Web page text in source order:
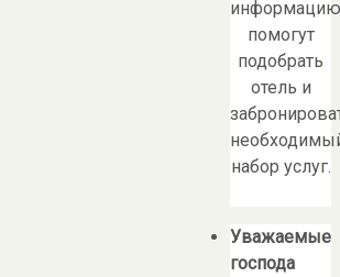
помогут
подобрать
отель и
набор услуг.
Уважаемые
господа